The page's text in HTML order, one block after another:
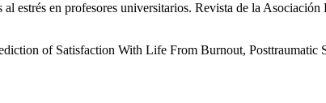
estrés en profesores universitarios. Revista de la
of Satisfaction With Life From Burnout, Posttraumatic